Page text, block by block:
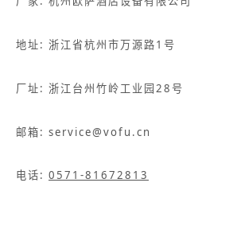
地址: 浙江省杭州市万源路1号
厂址: 浙江台州竹岭工业园28号
邮箱: service@vofu.cn
电话: 0571-81672813